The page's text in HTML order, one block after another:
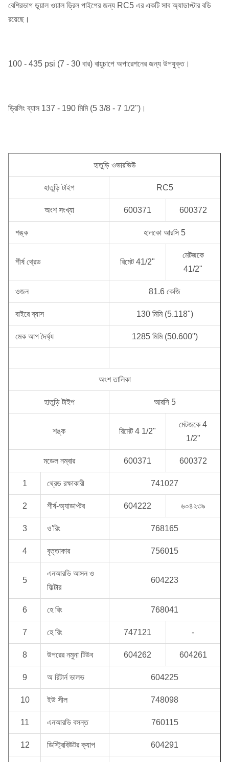
বেশিরভাগ ডুয়াল ওয়াল ড্রিল পাইপের জন্য RC5 এর একটি সাব অ্যাডাপ্টার বডি
রয়েছে।
100 - 435 psi (7 - 30 বার) বায়ুচাপে অপারেশনের জন্য উপযুক্ত।
ড্রিলিং ব্যাস 137 - 190 মিমি (5 3/8 - 7 1/2")।
হাতুড়ি ওভারভিউ
হাতুড়ি টাইপ RC5
অংশ সংখ্যা 600371 600372
শঙ্ক হালকো আরসি 5
শীর্ষ থ্রেড রিমেট 41/2"
মেটজকে
41/2"
ওজন 81.6 কেজি
বাইরে ব্যাস 130 মিমি (5.118")
মেক আপ দৈর্ঘ্য 1285 মিমি (50.600")
অংশ তালিকা
হাতুড়ি টাইপ আরসি 5
শঙ্ক রিমেট 4 1/2"
মেটজকে 4
1/2"
মডেল নম্বার 600371 600372
1 থ্রেড রক্ষাকারী 741027
2 শীর্ষ-অ্যাডাপ্টর 604222 ৬০৪২৩৯
3 ও'রিং 768165
4 বৃত্তাকার 756015
5
এনআরভি আসন ও
ফিল্টার
604223
6 হে রিং 768041
7 হে রিং 747121 -
8 উপরের নমুনা টিউব 604262 604261
9 অ রিটার্ন ভালভ 604225
10 ইউ সীল 748098
11 এনআরভি বসন্ত 760115
12 ডিস্ট্রিবিউটর ক্যাপ 604291